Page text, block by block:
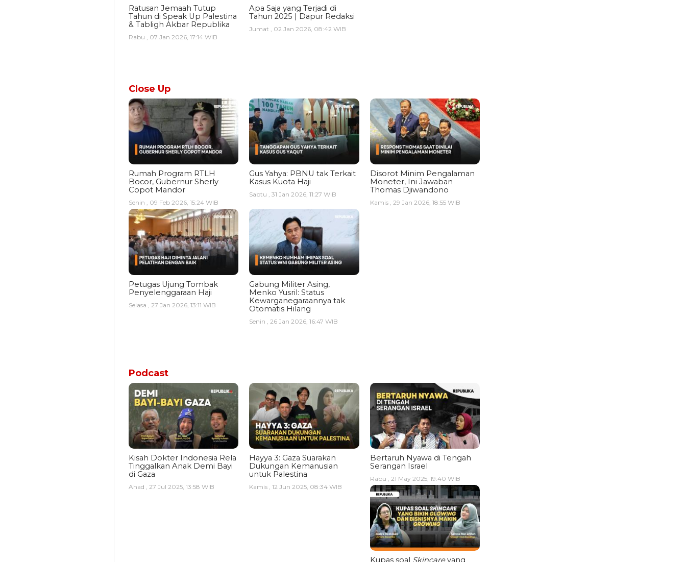
Ratusan Jemaah Tutup
Tahun di Speak Up Palestina
& Tabligh Akbar Republika
Rabu , 07 Jan 2026, 17:14 WIB
Apa Saja yang Terjadi di
Tahun 2025 | Dapur Redaksi
Jumat , 02 Jan 2026, 08:42 WIB
Close Up
Rumah Program RTLH
Bocor, Gubernur Sherly
Copot Mandor
Senin , 09 Feb 2026, 15:24 WIB
Gus Yahya: PBNU tak Terkait
Kasus Kuota Haji
Sabtu , 31 Jan 2026, 11:27 WIB
Disorot Minim Pengalaman
Moneter, Ini Jawaban
Thomas Djiwandono
Kamis , 29 Jan 2026, 18:55 WIB
Petugas Ujung Tombak
Penyelenggaraan Haji
Selasa , 27 Jan 2026, 13:11 WIB
Gabung Militer Asing,
Menko Yusril: Status
Kewarganegaraannya tak
Otomatis Hilang
Senin , 26 Jan 2026, 16:47 WIB
Podcast
Kisah Dokter Indonesia Rela
Tinggalkan Anak Demi Bayi
di Gaza
Ahad , 27 Jul 2025, 13:58 WIB
Hayya 3: Gaza Suarakan
Dukungan Kemanusian
untuk Palestina
Kamis , 12 Jun 2025, 08:34 WIB
Bertaruh Nyawa di Tengah
Serangan Israel
Rabu , 21 May 2025, 19:40 WIB
Kupas soal Skincareyang